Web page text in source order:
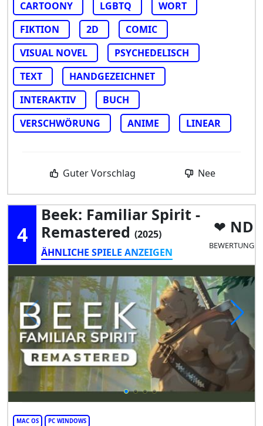
CARTOONY LGBTQ
WORT
FIKTION
2D
COMIC
VISUAL NOVEL
PSYCHEDELISCH
TEXT
HANDGEZEICHNET
INTERAKTIV
BUCH
VERSCHWÖRUNG
ANIME LINEAR
Guter Vorschlag Nee
4
Beek: Familiar Spirit -
Remastered (2025)
ÄHNLICHE SPIELE ANZEIGEN
ND
BEWERTUNG
MAC OS PC WINDOWS